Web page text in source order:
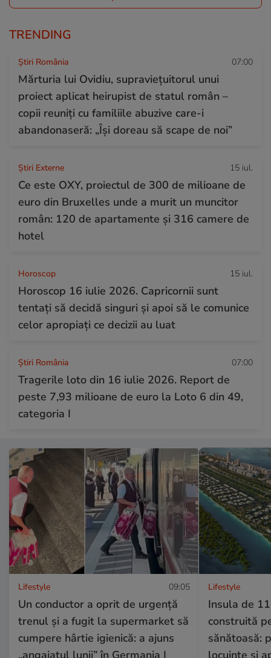
TRENDING
Știri România 07:00
Mărturia lui Ovidiu, supraviețuitorul unui
proiect aplicat heirupist de statul român –
copii reuniți cu familiile abuzive care-i
abandonaseră: „Își doreau să scape de noi”
Știri Externe 15 iul.
Ce este OXY, proiectul de 300 de milioane de
euro din Bruxelles unde a murit un muncitor
român: 120 de apartamente și 316 camere de
hotel
Horoscop 15 iul.
Horoscop 16 iulie 2026. Capricornii sunt
tentați să decidă singuri și apoi să le comunice
celor apropiați ce decizii au luat
Știri România 07:00
Tragerile loto din 16 iulie 2026. Report de
peste 7,93 milioane de euro la Loto 6 din 49,
categoria I
Lifestyle 09:05
Un conductor a oprit de urgență
trenul și a fugit la supermarket să
cumpere hârtie igienică: a ajuns
„angajatul lunii” în Germania |
Lifestyle
Insula de
construită
sănătoasă:
locuințe și